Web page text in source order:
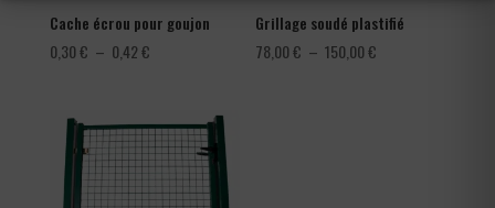
Cache écrou pour goujon
0,30€ – 0,42€Plage
0,30 €
à
Grillage soudé plastifié
78,00€ – 150,00€